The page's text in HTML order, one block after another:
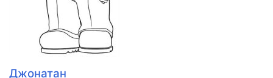
Джонатан